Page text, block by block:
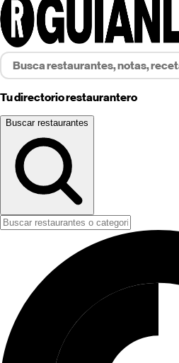
Tu directorio restaurantero
Buscar restaurantes